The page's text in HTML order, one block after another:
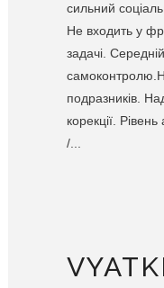
сильний
Не входить у
задачі.
подразників.
корекції.
/...